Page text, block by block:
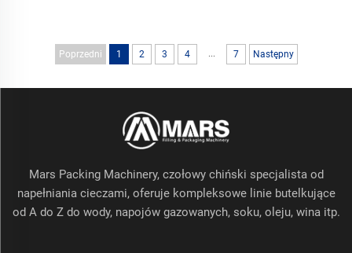
Poprzedni 1 2 3 4 ... 7 Następny
Mars Packing Machinery, czołowy chiński specjalista od
napełniania cieczami, oferuje kompleksowe linie butelkujące
od A do Z do wody, napojów gazowanych, soku, oleju, wina itp.